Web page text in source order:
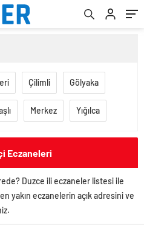
Çilimli Gölyaka
Merkez Yığılca
Eczaneleri
Duzce ili eczaneler listesi ile
yakın eczanelerin açık adresini ve